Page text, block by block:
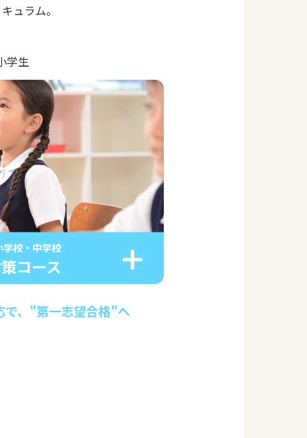
ュラム。
学生
学校・中学校
コース
で、"第一志望合格"へ